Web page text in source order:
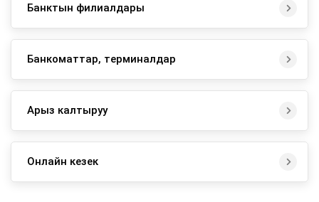
Банктын филиалдары
Банкоматтар, терминалдар
Арыз калтыруу
Онлайн кезек